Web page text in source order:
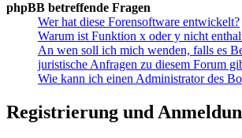
phpBB betreffende Fragen
Wer hat diese Forensoftware entwickelt?
Warum ist Funktion x oder y nicht
An wen soll ich mich wenden, falls es
juristische Anfragen zu diesem Forum
Wie kann ich einen Administrator des
Registrierung und